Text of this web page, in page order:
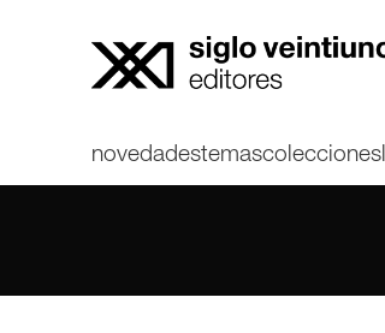
novedadestemascolecciones